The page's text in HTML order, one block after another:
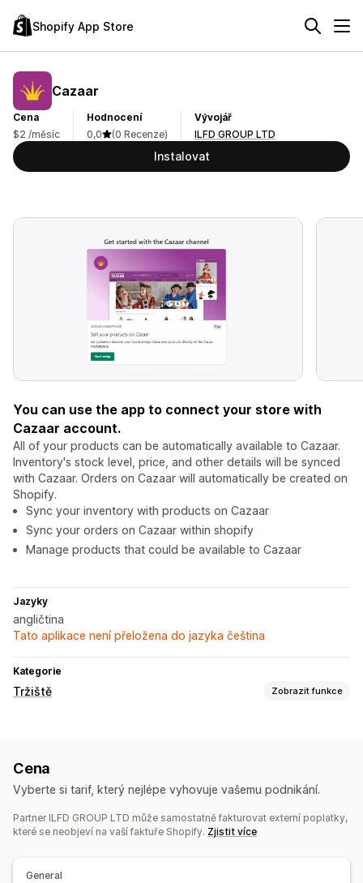
Shopify App Store
Cazaar
Cena
$2 /měsíc
Hodnocení
0,0
(0 Recenze)
Vývojář
ILFD GROUP LTD
Instalovat
You can use the app to connect your store with
Cazaar account.
All of your products can be automatically available to Cazaar.
Inventory's stock level, price, and other details will be synced
with Cazaar. Orders on Cazaar will automatically be created on
Shopify.
Sync your inventory with products on Cazaar
Sync your orders on Cazaar within shopify
Manage products that could be available to Cazaar
Jazyky
angličtina
Tato aplikace není přeložena do jazyka čeština
Kategorie
Tržiště Zobrazit funkce
Hromadné nahrávání
Hromadné objednávky
Synchronizace objednávek
Cena
Vyberte si tarif, který nejlépe vyhovuje vašemu podnikání.
Partner ILFD GROUP LTD může samostatně fakturovat externí poplatky,
které se neobjeví na vaší faktuře Shopify. Zjistit více
General